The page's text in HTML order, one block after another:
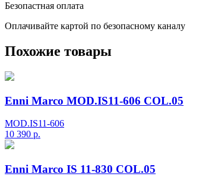
Безопастная оплата
Оплачивайте картой по безопасному каналу
Похожие товары
Enni Marco MOD.IS11-606 COL.05
MOD.IS11-606
10 390 р.
Enni Marco IS 11-830 COL.05